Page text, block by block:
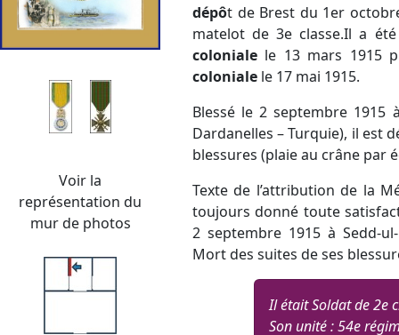
Voir la
représentation du
mur de photos
dépôt de Brest du 1er
matelot de 3e classe.Il a
coloniale le 13 mars 1915
coloniale le 17 mai 1915.
Blessé le 2 septembre 1915
Dardanelles – Turquie), il est
blessures (plaie au crâne par
Texte de l’attribution de la
toujours donné toute
2 septembre 1915 à Sedd-
Mort des suites de ses
Il était Soldat de 2e
Son unité : 54e